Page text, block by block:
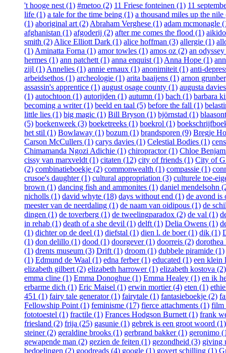
't hooge nest (1) #metoo (2) 11 Friese fonteinen (1) 11
life (1) a tale for the time being (1) a thousand miles up the nile
(1) aboriginal art (2) Abraham Verghese (1) adam mcmonagle
afghanistan (1) afgoderij (2) after me comes the flood (1)
smith (2) Alice Elliott Dark (1) alice hoffman (3) allergie (1)
(1) Aminatta Forna (1) amor towles (1) amos oz (2) an
hermes (1) ann patchett (1) anna enquist (1) Anna Hope (1)
zijl (1) Annelies (1) annie ernaux (1) anonimiteit (1) anti-
arbeidsethos (1) archeologie (1) arita baaijens (1) arnon
assassin's apprentice (1) august osage county (1) augusta
(1) autochtoon (1) autorijden (1) autumn (1) bach (1) barbara
becoming a writer (1) beeld en taal (5) before the fall (1)
little lies (1) big magic (1) Bill Bryson (1) björnstad (1)
(5) boekenweek (3) boeketreeks (1) boekrol (1)
het stil (1) Bowlaway (1) bozum (1) brandsporen (9) Bregje
Carson McCullers (1) carys davies (1) Celestial Bodies (1)
Chimamanda Ngozi Adichie (1) chiropractor (1) Chloe
cissy van marxveldt (1) citaten (12) city of friends (1) City of
(2) combinatieboekje (2) commonwealth (1) compassie (1)
crusoe's daughter (1) cultural appropriation (3) culturele toe-
brown (1) dancing fish and ammonites (1) daniel mendelsohn
nicholls (1) david whyte (18) days without end (1) de avond is
meester van de neerdaling (1) de naam van oidipous (1) de
dingen (1) de toverberg (1) de tweelingparadox (2) de val (1)
in rehab (1) death of a she devil (1) delft (1) Delia Owens (1)
(1) dichter op de deel (1) diefstal (1) dien l. de boer (1) dik (1)
(1) don delillo (1) dood (1) doorgever (1) doorreis (2) dorothea
(1) drents museum (3) Drift (1) droom (1) dubbele piramide (1)
(1) Edmund de Waal (1) edna ferber (1) educated (1) een klein
elizabeth gilbert (2) elizabeth harrower (1) elizabeth kostova (2)
emma cline (1) Emma Donoghue (1) Emma Healey (1) en ik
erbarme dich (1) Eric Maisel (1) erwin mortier (4) eten (1)
451 (1) fairy tale generator (1) fairytale (1) fantasieboekje (2)
Fellowship Point (1) feminisme (17) fierce attachments (1) film
fototoestel (1) fractile (1) Frances Hodgson Burnett (1) frank
friesland (2) frija (25) gasunie (1) gebrek is een groot woord (1)
steiner (2) geraldine brooks (1) gerbrand bakker (1) geronimo
gewapende man (2) gezien de feiten (1) gezondheid (3) giving
bedoelingen (2) goodreads (4) google (1) govert schilling (1)